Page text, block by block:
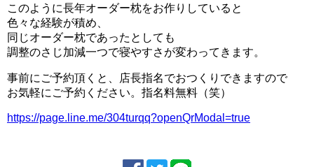
このように長年オーダー枕をお作りしていると
色々な経験が積め、
同じオーダー枕であったとしても
調整のさじ加減一つで寝やすさが変わってきます。
事前にご予約頂くと、店長指名でおつくりできますので
お気軽にご予約ください。指名料無料（笑）
https://page.line.me/304turqq?openQrModal=true